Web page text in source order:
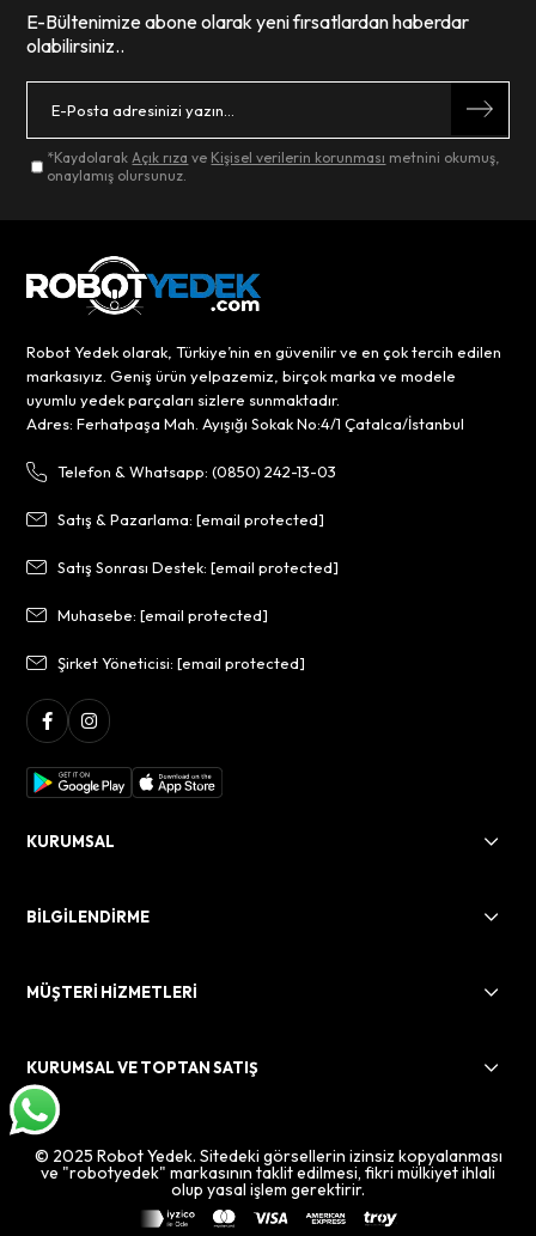
E-Bültenimize abone olarak yeni fırsatlardan haberdar
olabilirsiniz..
*KaydolarakAçık rıza ve Kişisel verilerin korunması metnini okumuş,
onaylamış olursunuz.
Robot Yedek olarak, Türkiye’nin en güvenilir ve en çok tercih edilen
markasıyız. Geniş ürün yelpazemiz, birçok marka ve modele
uyumlu yedek parçaları sizlere sunmaktadır.
Adres: Ferhatpaşa Mah. Ayışığı Sokak No:4/1 Çatalca/İstanbul
Telefon & Whatsapp: (0850) 242-13-03
Satış & Pazarlama:[email protected]
Satış Sonrası Destek:[email protected]
Muhasebe:[email protected]
Şirket Yöneticisi:[email protected]
KURUMSAL
BİLGİLENDİRME
MÜŞTERİ HİZMETLERİ
KURUMSAL VE TOPTAN SATIŞ
© 2025 Robot Yedek. Sitedeki görsellerin izinsiz kopyalanması
ve "robotyedek" markasının taklit edilmesi, fikri mülkiyet ihlali
olup yasal işlem gerektirir.